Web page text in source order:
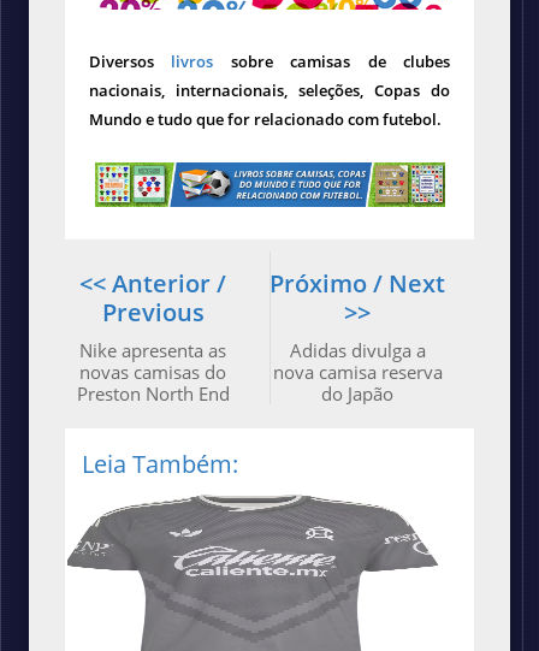
Diversos livros sobre camisas de clubes
nacionais, internacionais, seleções, Copas do
Mundo e tudo que for relacionado com futebol.
Próximo / Next
>>
Adidas divulga a
nova camisa reserva
do Japão
<< Anterior /
Previous
Nike apresenta as
novas camisas do
Preston North End
Leia Também: